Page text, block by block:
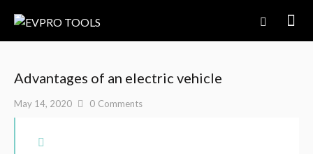
Advantages of an electric vehicle
May 14, 2020 0 Comments